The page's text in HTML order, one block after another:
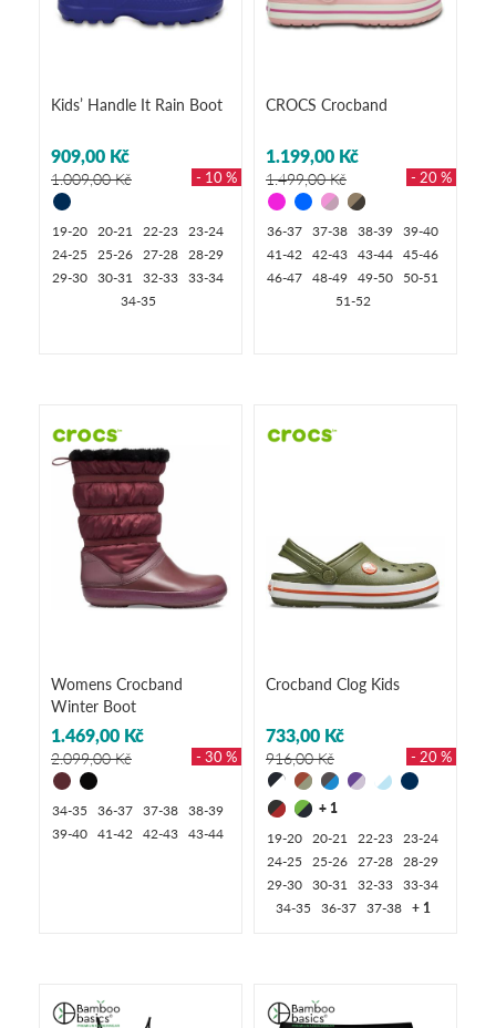
Kids’ Handle It Rain Boot
909,00 Kč
1.009,00 Kč - 10 %
19-20 20-21 22-23 23-24
24-25
25-26 27-28 28-29
29-30 30-31 32-33 33-34
34-35
CROCS Crocband
1.199,00 Kč
1.499,00 Kč - 20 %
36-37 37-38 38-39 39-40
41-42 42-43 43-44 45-46
46-47 48-49 49-50
50-51
51-52
Womens Crocband
Winter Boot
1.469,00 Kč
2.099,00 Kč - 30 %
34-35 36-37 37-38 38-39
39-40 41-42 42-43 43-44
Crocband Clog Kids
733,00 Kč
916,00 Kč - 20 %
+ 1
19-20 20-21 22-23 23-24
24-25
25-26 27-28 28-29
29-30 30-31 32-33 33-34
34-35
36-37 37-38 + 1